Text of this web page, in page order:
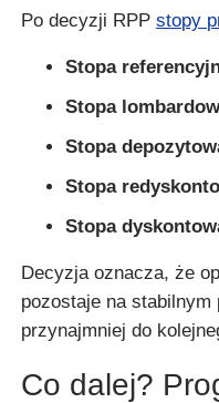
Po decyzji RPPstopy
Stopa
Stopa
Stopa
Stopa
Stopa
Decyzja oznacza, że
pozostaje na
przynajmniej do
Co dalej?